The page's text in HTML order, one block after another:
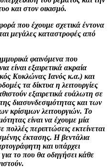
και στον οικισμό.
που έχουμε σχετικά έντονα
μεγάλες καταστροφές από
φαινόμενα που
είναι εξαιρετικά ακραία
Κυκλώνας Ιανός κ.α.) και
τα δίκτυα η λειτουργίες
εξαιρετικά ευάλωτη σε
διασυνδεσιμότητας και των
κρίσιμων λειτουργιών. Το
είναι να έχουμε μία
περιπτώσεις εκτείνεται
έκτασης. Η βεντάλια
και υπάρχει
το που θα οδηγήσει κάθε